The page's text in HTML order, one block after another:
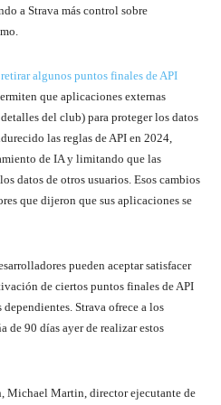
a Strava más control sobre
retirar algunos puntos finales de API
que aplicaciones externas
del club) para proteger los datos
las reglas de API en 2024,
de IA y limitando que las
datos de otros usuarios. Esos cambios
que dijeron que sus aplicaciones se
pueden aceptar satisfacer
de ciertos puntos finales de API
Strava ofrece a los
de 90 días ayer de realizar estos
Michael Martin, director ejecutante de